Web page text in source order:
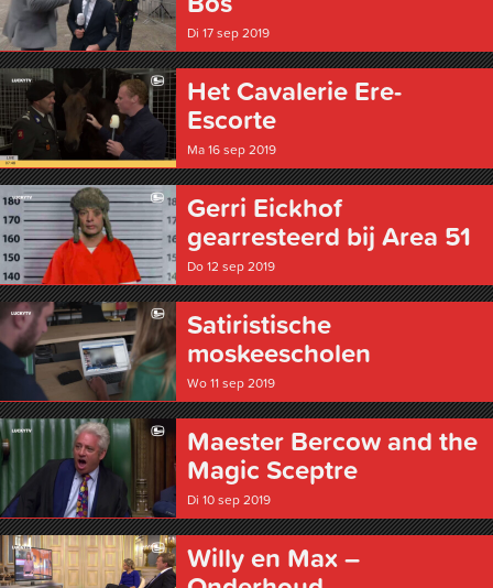
Di 17 sep 2019
Het Cavalerie Ere-
Escorte
Ma 16 sep 2019
Gerri Eickhof
gearresteerd bij Area 51
Do 12 sep 2019
Satiristische
moskeescholen
Wo 11 sep 2019
Maester Bercow and the
Magic Sceptre
Di 10 sep 2019
Willy en Max –